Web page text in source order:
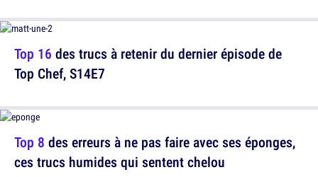
Top 8 des erreurs à ne pas faire avec ses éponges,
ces trucs humides qui sentent chelou
Top 16 des trucs à retenir du dernier épisode de
Top Chef, S14E7